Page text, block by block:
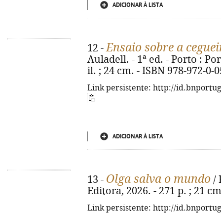
ADICIONAR À LISTA
12 -Ensaio sobre a
Auladell. - 1ª ed. - Porto :
il. ; 24 cm. - ISBN 978-972-0-
Link persistente: http://
ADICIONAR À LISTA
13 - Olga salva o mundo /
Editora, 2026. - 271 p. ; 21
Link persistente: http://